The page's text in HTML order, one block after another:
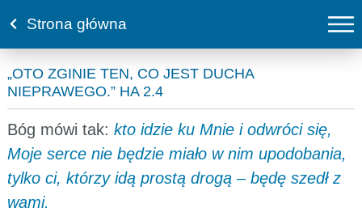
Strona główna
„OTO ZGINIE TEN, CO JEST DUCHA
NIEPRAWEGO.” HA 2.4
Bóg mówi tak: kto idzie ku Mnie i odwróci się,
Moje serce nie będzie miało w nim upodobania,
tylko ci, którzy idą prostą drogą – będę szedł z
wami.